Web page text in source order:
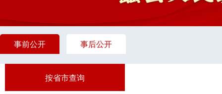
事前公开 事后公开
按省市查询